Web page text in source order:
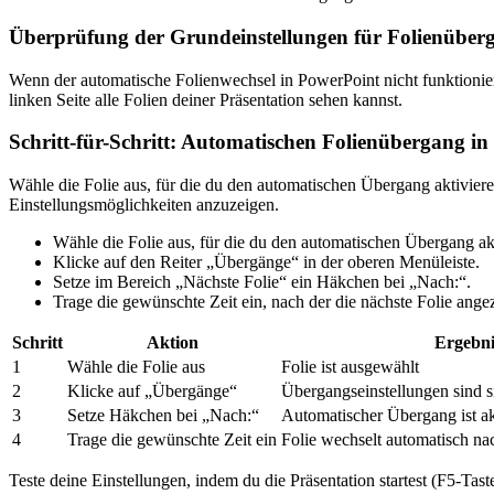
Überprüfung der Grundeinstellungen für
Wenn der automatische Folienwechsel in PowerPoint nicht
linken Seite alle Folien deiner Präsentation sehen kannst.
Schritt-für-Schritt: Automatischen Folienübergang
Wähle die Folie aus, für die du den automatischen Übergang
Einstellungsmöglichkeiten anzuzeigen.
Wähle die Folie aus, für die du den automatischen Übergang
Klicke auf den Reiter „Übergänge“ in der oberen Menüleiste.
Setze im Bereich „Nächste Folie“ ein Häkchen bei „Nach:“.
Trage die gewünschte Zeit ein, nach der die nächste Folie
Schritt Aktion
1
Wähle die Folie aus
Folie ist ausgewählt
2
Klicke auf „Übergänge“
Übergangseinstellungen sind
3
Setze Häkchen bei „Nach:“
Automatischer Übergang ist
4
Trage die gewünschte Zeit ein Folie wechselt automatisch
Teste deine Einstellungen, indem du die Präsentation startest (F5-